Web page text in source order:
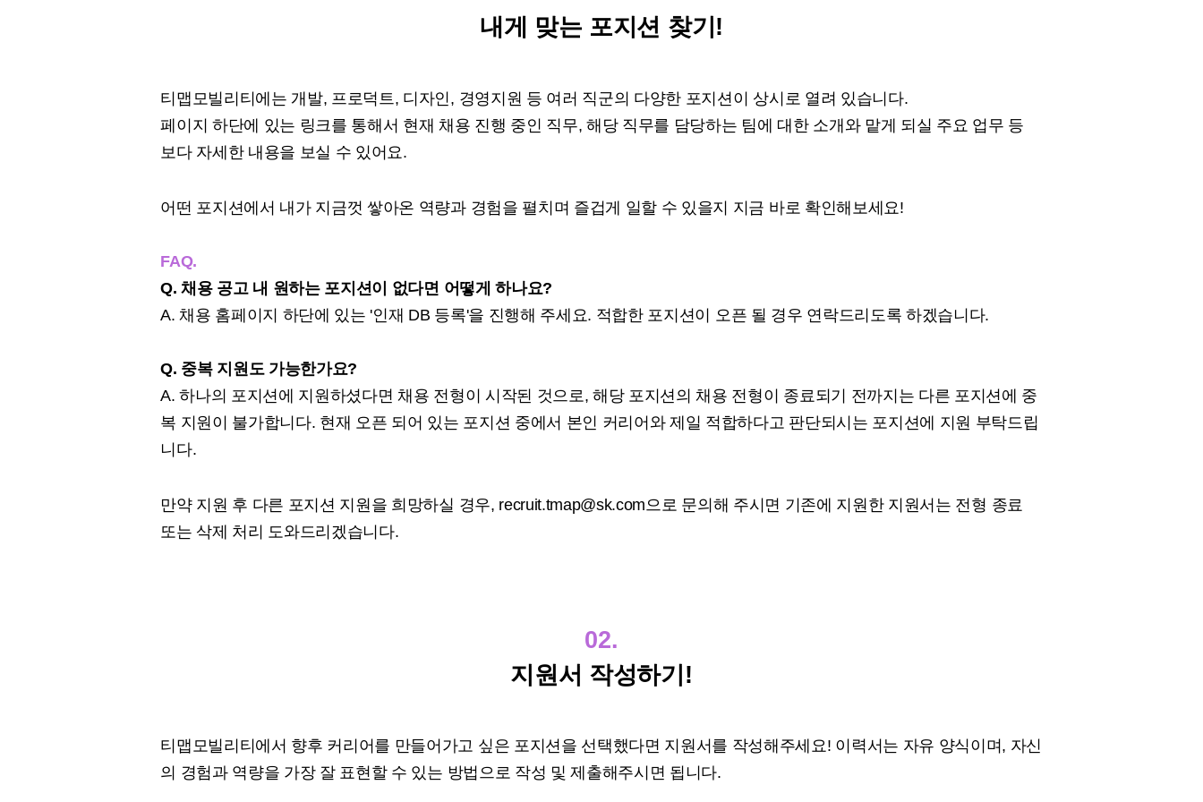
내게 맞는 포지션 찾기!
티맵모빌리티에는 개발, 프로덕트, 디자인, 경영지원 등 여러 직군의 다양한 포지션이 상시로 열려 있습니다.
페이지 하단에 있는 링크를 통해서 현재 채용 진행 중인 직무, 해당 직무를 담당하는 팀에 대한 소개와 맡게 되실 주요 업무 등
보다 자세한 내용을 보실 수 있어요.
어떤 포지션에서 내가 지금껏 쌓아온 역량과 경험을 펼치며 즐겁게 일할 수 있을지 지금 바로 확인해보세요!
FAQ.
Q. 채용 공고 내 원하는 포지션이 없다면 어떻게 하나요?
A. 채용 홈페이지 하단에 있는 '인재 DB 등록'을 진행해 주세요. 적합한 포지션이 오픈 될 경우 연락드리도록 하겠습니다.
Q. 중복 지원도 가능한가요?
A. 하나의 포지션에 지원하셨다면 채용 전형이 시작된 것으로, 해당 포지션의 채용 전형이 종료되기 전까지는 다른 포지션에 중
복 지원이 불가합니다. 현재 오픈 되어 있는 포지션 중에서 본인 커리어와 제일 적합하다고 판단되시는 포지션에 지원 부탁드립
니다.
만약 지원 후 다른 포지션 지원을 희망하실 경우, recruit.tmap@sk.com으로 문의해 주시면 기존에 지원한 지원서는 전형 종료
또는 삭제 처리 도와드리겠습니다.
02.
지원서 작성하기!
티맵모빌리티에서 향후 커리어를 만들어가고 싶은 포지션을 선택했다면 지원서를 작성해주세요! 이력서는 자유 양식이며, 자신
의 경험과 역량을 가장 잘 표현할 수 있는 방법으로 작성 및 제출해주시면 됩니다.